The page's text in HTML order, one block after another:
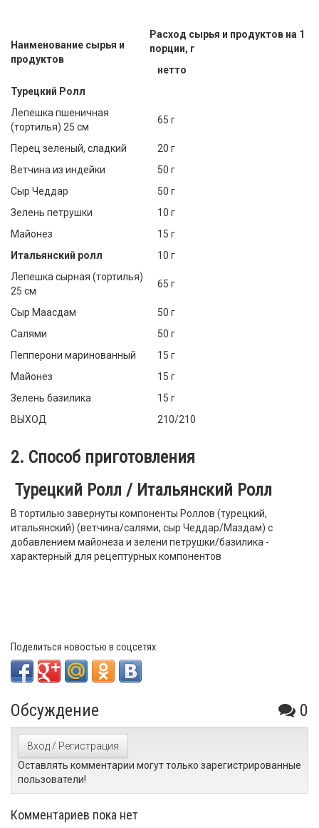
Наименование сырья и
продуктов
Расход сырья и продуктов на 1
порции, г
нетто
Турецкий Ролл
Лепешка пшеничная
(тортилья) 25 см
65 г
Перец зеленый, сладкий
20 г
Ветчина из индейки
50 г
Сыр Чеддар
50 г
Зелень петрушки
10 г
Майонез
15 г
Итальянский ролл
10 г
Лепешка сырная (тортилья)
25 см
65 г
Сыр Маасдам
50 г
Салями
50 г
Пепперони маринованный
15 г
Майонез
15 г
Зелень базилика
15 г
ВЫХОД
210/210
2. Способ приготовления
Турецкий Ролл / Итальянский Ролл
В тортилью завернуты компоненты Роллов (турецкий,
итальянский) (ветчина/салями, сыр Чеддар/Маздам) с
добавлением майонеза и зелени петрушки/базилика -
характерный для рецептурных компонентов
Поделиться новостью в соцсетях:
Обсуждение 0
Вход / Регистрация
Оставлять комментарии могут только зарегистрированные
пользователи!
Комментариев пока нет